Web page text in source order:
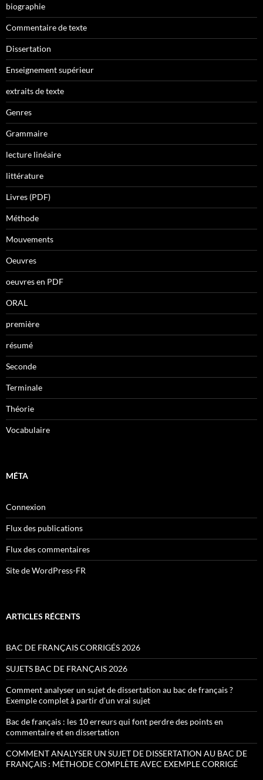
biographie
Commentaire de texte
Dissertation
Enseignement supérieur
extraits de texte
Genres
Grammaire
lecture linéaire
littérature
Livres (PDF)
Méthode
Mouvements
Oeuvres
oeuvres en PDF
ORAL
première
résumé
Seconde
Terminale
Théorie
Vocabulaire
MÉTA
Connexion
Flux des publications
Flux des commentaires
Site de WordPress-FR
ARTICLES RÉCENTS
BAC DE FRANÇAIS CORRIGÉS 2026
SUJETS BAC DE FRANÇAIS 2026
Comment analyser un sujet de dissertation au bac de français ?
Exemple complet à partir d’un vrai sujet
Bac de français : les 10 erreurs qui font perdre des points en
commentaire et en dissertation
COMMENT ANALYSER UN SUJET DE DISSERTATION AU BAC DE
FRANÇAIS : MÉTHODE COMPLÈTE AVEC EXEMPLE CORRIGÉ